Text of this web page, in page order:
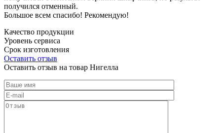
получился отменный.
Большое всем спасибо! Рекомендую!
Качество продукции
Уровень сервиса
Срок изготовления
Оставить отзыв
Оставить отзыв на товар Нигелла